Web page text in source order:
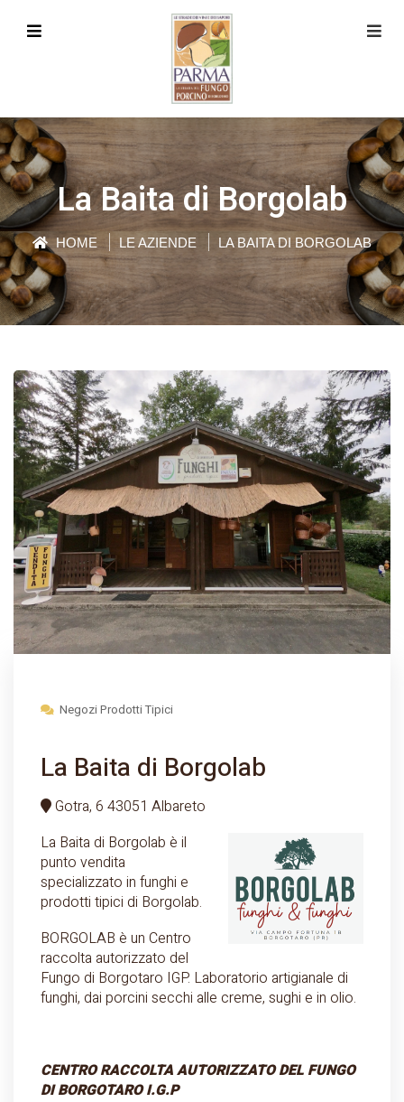
La Baita di Borgolab
HOME LE AZIENDE LA BAITA DI BORGOLAB
Negozi Prodotti Tipici
La Baita di Borgolab
Gotra, 6 43051 Albareto
La Baita di Borgolab è il
punto vendita
specializzato in funghi e
prodotti tipici di Borgolab.
BORGOLAB è un Centro
raccolta autorizzato del
Fungo di Borgotaro IGP. Laboratorio artigianale di
funghi, dai porcini secchi alle creme, sughi e in olio.
CENTRO RACCOLTA AUTORIZZATO DEL FUNGO
DI BORGOTARO I.G.P